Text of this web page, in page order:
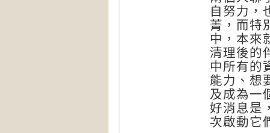
自努力，
菁，而特
中，本來
清理後的
中所有的
能力、想
及成為一
好消息是
次啟動它